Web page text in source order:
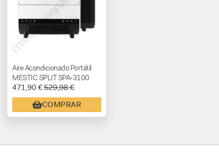
Aire Acondicionado Portátil
MESTIC SPLIT SPA-3100
471,90 €529,98 €
COMPRAR